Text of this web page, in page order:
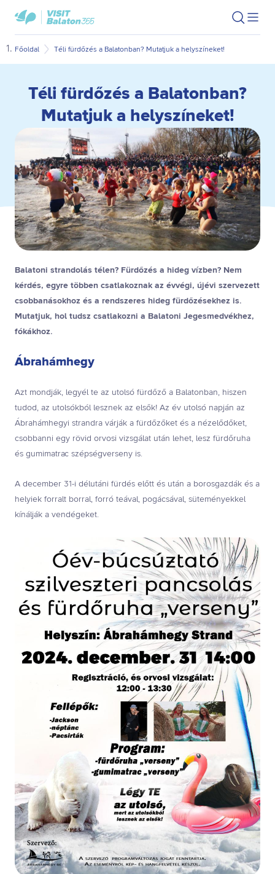
Ugrás
fő
Ugrás
oldal
VisitBalaton365
kezdőlap
Keresés
Főoldal Téli fürdőzés a Balatonban? Mutatjuk a helyszíneket!
Téli fürdőzés a Balatonban?
Mutatjuk a helyszíneket!
Balatoni strandolás télen? Fürdőzés a hideg vízben? Nem
kérdés, egyre többen csatlakoznak az évvégi, újévi szervezett
csobbanásokhoz és a rendszeres hideg fürdőzésekhez is.
Mutatjuk, hol tudsz csatlakozni a Balatoni Jegesmedvékhez,
fókákhoz.
Ábrahámhegy
Azt mondják, legyél te az utolsó fürdőző a Balatonban, hiszen
tudod, az utolsókból lesznek az elsők! Az év utolsó napján az
Ábrahámhegyi strandra várják a fürdőzőket és a nézelődőket,
csobbanni egy rövid orvosi vizsgálat után lehet, lesz fürdőruha
és gumimatrac szépségverseny is.
A december 31-i délutáni fürdés előtt és után a borosgazdák és a
helyiek forralt borral, forró teával, pogácsával, süteményekkel
kínálják a vendégeket.